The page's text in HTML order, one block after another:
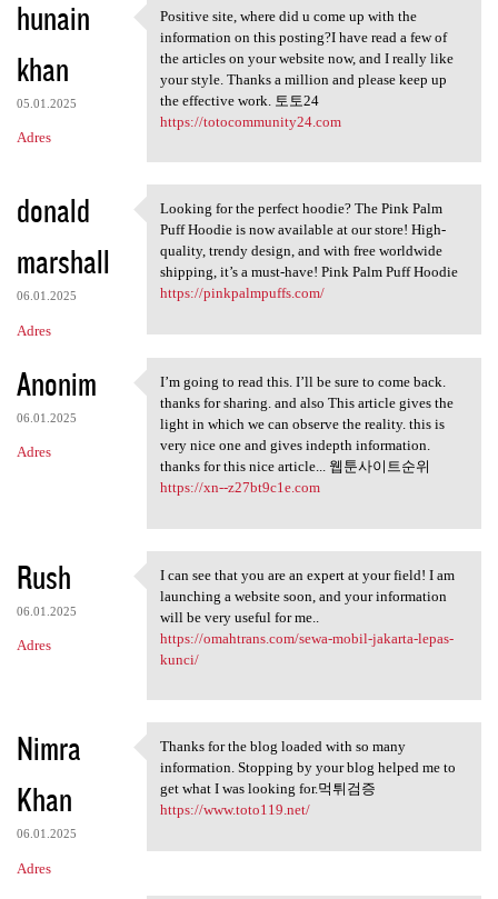
hunain
khan
05.01.2025
Adres
Positive site, where did u
Positive site, where did u come up with the
information on this posting?I have read a few of
the articles on your website now, and I really like
your style. Thanks a million and please keep up
the effective work. 토토24
https://totocommunity24.com
donald
marshall
06.01.2025
Adres
Looking for the perfect
Looking for the perfect hoodie? The Pink Palm
Puff Hoodie is now available at our store! High-
quality, trendy design, and with free worldwide
shipping, it’s a must-have! Pink Palm Puff Hoodie
https://pinkpalmpuffs.com/
Anonim
06.01.2025
Adres
I’m going to read this. I’ll
I’m going to read this. I’ll be sure to come back.
thanks for sharing. and also This article gives the
light in which we can observe the reality. this is
very nice one and gives indepth information.
thanks for this nice article... 웹툰사이트순위
https://xn--z27bt9c1e.com
Rush
06.01.2025
Adres
I can see that you are an
I can see that you are an expert at your field! I am
launching a website soon, and your information
will be very useful for me..
https://omahtrans.com/sewa-mobil-jakarta-lepas-
kunci/
Nimra
Khan
06.01.2025
Adres
Thanks for the blog loaded
Thanks for the blog loaded with so many
information. Stopping by your blog helped me to
get what I was looking for.먹튀검증
https://www.toto119.net/